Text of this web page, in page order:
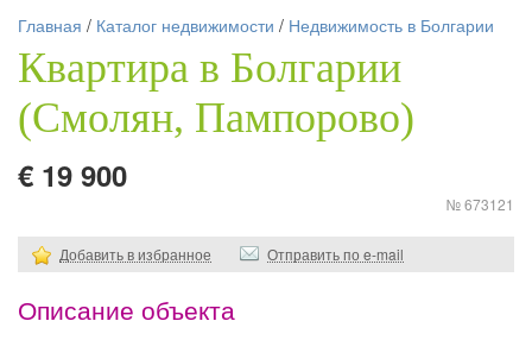
Главная / Каталог недвижимости / Недвижимость в Болгарии
Квартира в Болгарии
(Смолян, Пампорово)
€ 19 900
№ 673121
Добавить в избранное Отправить по e-mail
Описание объекта